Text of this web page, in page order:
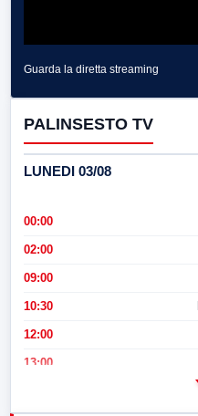
Guarda la diretta streaming
PALINSESTO TV
LUNEDI 03/08
00:00
02:00
09:00
10:30
12:00
13:00